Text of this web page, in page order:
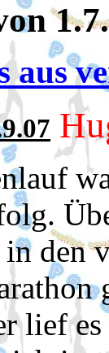
aus
den
lief es